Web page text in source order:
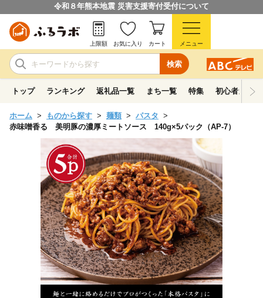
令和８年熊本地震 災害支援寄付受付について
検索
上限額 お気に入り カート メニュー
トップ ランキング 返礼品一覧 まち一覧 特集 初心者ガイド
ホーム ものから探す 麺類
パスタ
赤味噌香る 美明豚の濃厚ミートソース 140g×5パック（AP-7）